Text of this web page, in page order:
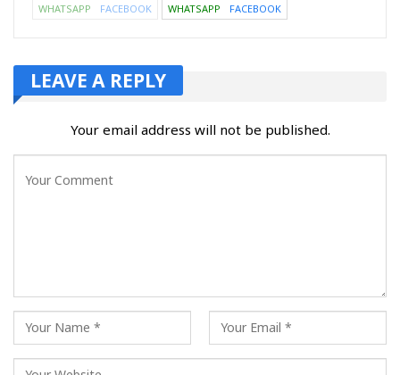
WHATSAPP
FACEBOOK
WHATSAPP
FACEBOOK
LEAVE A REPLY
Your email address will not be published.